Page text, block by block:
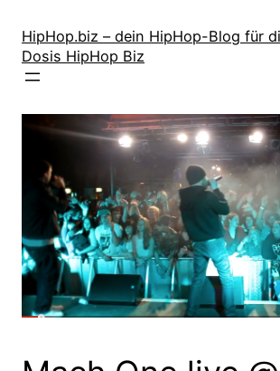
Inhalt
springen
HipHop.biz – dein HipHop-Blog für
Dosis HipHop Biz